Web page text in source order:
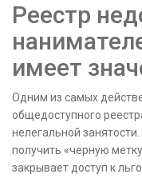
Реестр
имеет
Одним из самых
общедоступного
нелегальной
получить «черную
закрывает доступ к